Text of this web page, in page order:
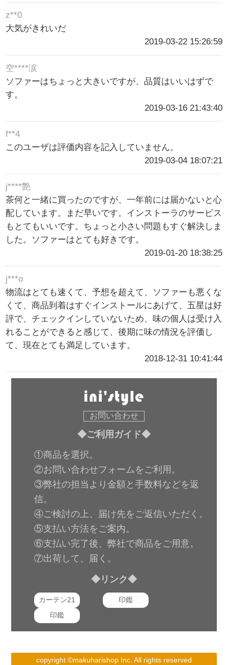
z**0
大気がきれいだ
2019-03-22 15:26:59
空****涙
ソファーはちょっと大きいですが、品質はいいはずで
す。
2019-03-16 21:43:40
f**4
このユーザは評価内容を記入していません。
2019-03-04 18:07:21
j****艶
茶何と一緒に買ったのですが、一年前には届かないと心
配しています。まだ早いです。インストーラのサービス
もとてもいいです。ちょっと小さい問題もすぐ解決しま
した。ソファーはとても好きです。
2019-01-20 18:38:25
j***o
物流はとても速くて、予想を超えて、ソファーも悪くな
くて、商品到着はすぐインストールにあげて、五星は好
評で、チェックインしていないため、味の個人は受け入
れることができると感じて、後期に味の情況を評価し
て、現在とても満足しています。
2018-12-31 10:41:44
お問い合わせ
◆ご利用ガイド◆
①商品を選択。
②お問い合わせフォームをご利用。
③弊社の担当より金額と手数料などを返
信。
④ご検討の上、届け先をご返信いただく。
⑤支払い方法をご案内。
⑥支払い完了後、弊社で商品をご用意。
⑦出荷して、届く。
◆リンク◆
カーテン21
印鑑
印鑑
copyright ©makuharishop Inc. All rights reserved